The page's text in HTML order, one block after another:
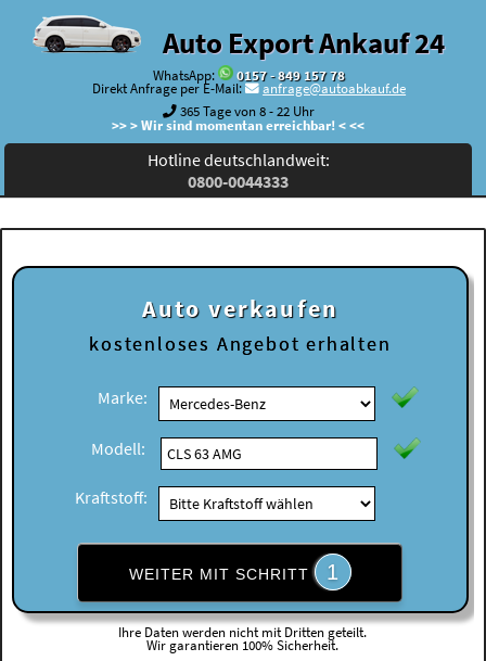
Auto Export Ankauf 24
WhatsApp:
0157 - 849 157 78
Direkt Anfrage per E-Mail:
anfrage@autoabkauf.de
365 Tage von 8 - 22 Uhr
>> > Wir sind momentan erreichbar! < <<
Hotline deutschlandweit:
0800-0044333
Auto verkaufen
kostenloses Angebot erhalten
Marke:
Modell:
Kraftstoff:
WEITER MIT SCHRITT 1
Ihre Daten werden nicht mit Dritten geteilt.
Wir garantieren 100% Sicherheit.